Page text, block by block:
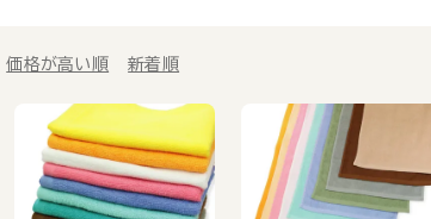
価格が高い順 新着順